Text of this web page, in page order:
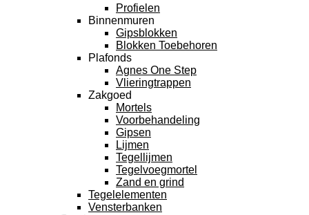
Profielen
Binnenmuren
Gipsblokken
Blokken Toebehoren
Plafonds
Agnes One Step
Vlieringtrappen
Zakgoed
Mortels
Voorbehandeling
Gipsen
Lijmen
Tegellijmen
Tegelvoegmortel
Zand en grind
Tegelelementen
Vensterbanken